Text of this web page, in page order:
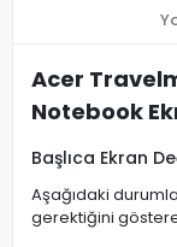
Acer
Notebook
Başlıca Ekran
Aşağıdaki
gerektiğini